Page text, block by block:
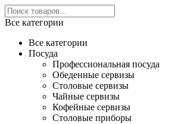
Все категории
Все категории
Посуда
Профессиональная посуда
Обеденные сервизы
Столовые сервизы
Чайные сервизы
Кофейные сервизы
Столовые приборы